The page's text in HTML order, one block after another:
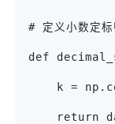
# 定义小数定标
def
k =
return